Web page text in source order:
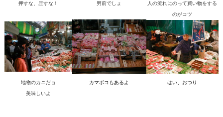
押すな、圧すな！ 男前でしょ
人の流れにのって買い物をする
のがコツ
地物のカニだョ
美味しいよ
カマボコもあるよ はい、おつり